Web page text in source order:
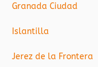
Granada Ciudad
Islantilla
Jerez de la Frontera